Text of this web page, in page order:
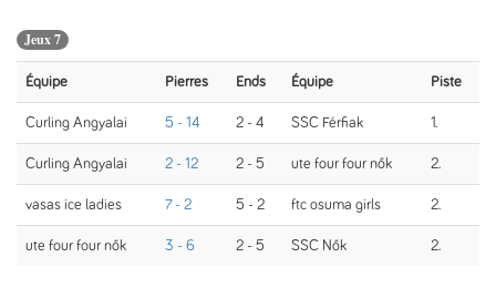
Jeux 7
Équipe Pierres Ends Équipe Piste
Curling Angyalai 5 - 14 2 - 4 SSC Férfiak 1.
Curling Angyalai 2 - 12 2 - 5 ute four four nők 2.
vasas ice ladies 7 - 2 5 - 2 ftc osuma girls 2.
ute four four nők 3 - 6 2 - 5 SSC Nők 2.